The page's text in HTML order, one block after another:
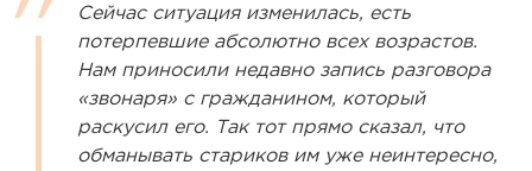
Сейчас ситуация изменилась, есть
потерпевшие абсолютно всех возрастов.
Нам приносили недавно запись разговора
«звонаря» с гражданином, который
раскусил его. Так тот прямо сказал, что
обманывать стариков им уже неинтересно,